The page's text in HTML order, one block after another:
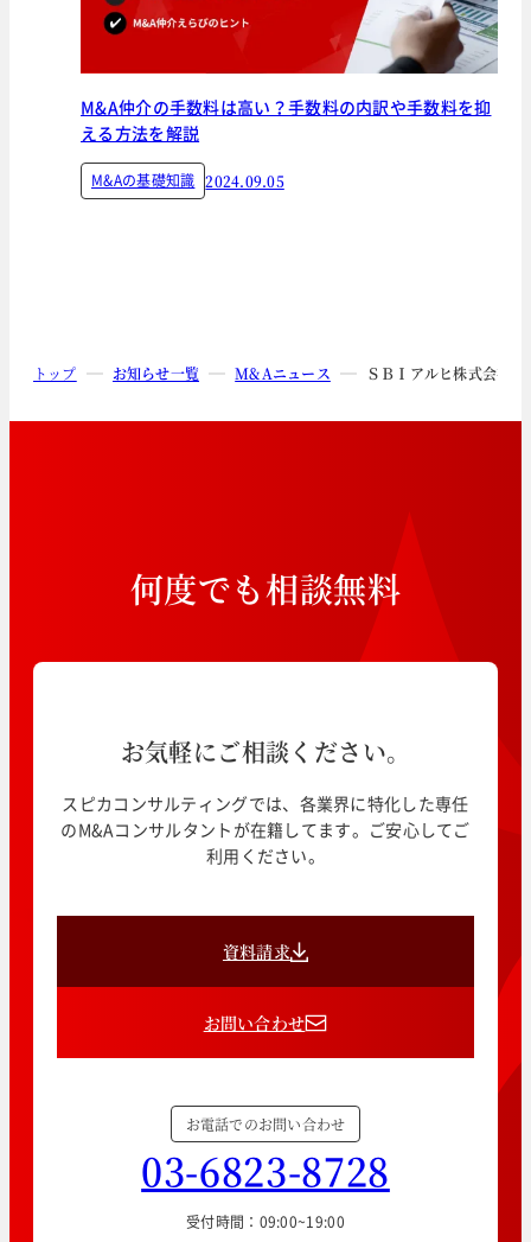
M&A仲介の手数料は高い？手数料の内訳や手数料を抑
える方法を解説
M&Aの基礎知識 2024.09.05
トップ お知らせ一覧 M&Aニュース ＳＢＩアルヒ株式会社
何度でも相談無料
お気軽にご相談ください。
スピカコンサルティングでは、各業界に特化した専任
のM&Aコンサルタントが在籍してます。ご安心してご
利用ください。
資料請求
お問い合わせ
お電話でのお問い合わせ
03-6823-8728
受付時間：09:00~19:00